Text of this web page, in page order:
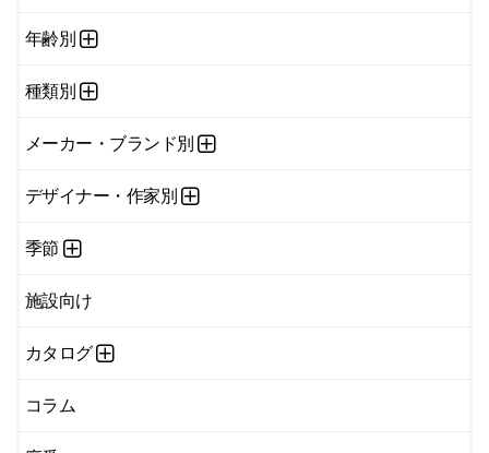
年齢別
種類別
メーカー・ブランド別
デザイナー・作家別
季節
施設向け
カタログ
コラム